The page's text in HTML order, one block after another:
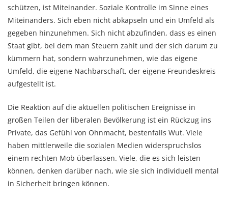
schützen, ist Miteinander. Soziale Kontrolle im Sinne eines
Miteinanders. Sich eben nicht abkapseln und ein Umfeld als
gegeben hinzunehmen. Sich nicht abzufinden, dass es einen
Staat gibt, bei dem man Steuern zahlt und der sich darum zu
kümmern hat, sondern wahrzunehmen, wie das eigene
Umfeld, die eigene Nachbarschaft, der eigene Freundeskreis
aufgestellt ist.
Die Reaktion auf die aktuellen politischen Ereignisse in
großen Teilen der liberalen Bevölkerung ist ein Rückzug ins
Private, das Gefühl von Ohnmacht, bestenfalls Wut. Viele
haben mittlerweile die sozialen Medien widerspruchslos
einem rechten Mob überlassen. Viele, die es sich leisten
können, denken darüber nach, wie sie sich individuell mental
in Sicherheit bringen können.